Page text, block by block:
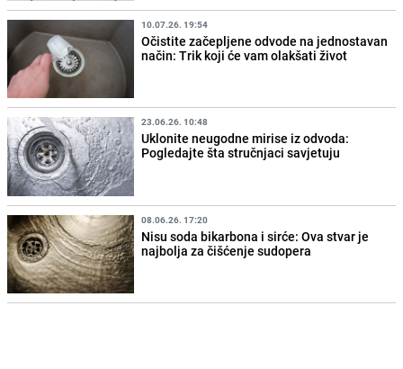
10.07.26. 19:54
Očistite začepljene odvode na jednostavan
način: Trik koji će vam olakšati život
23.06.26. 10:48
Uklonite neugodne mirise iz odvoda:
Pogledajte šta stručnjaci savjetuju
08.06.26. 17:20
Nisu soda bikarbona i sirće: Ova stvar je
najbolja za čišćenje sudopera